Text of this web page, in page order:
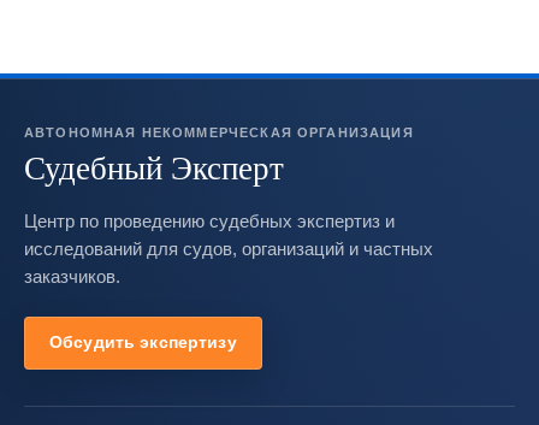
АВТОНОМНАЯ НЕКОММЕРЧЕСКАЯ ОРГАНИЗАЦИЯ
Судебный Эксперт
Центр по проведению судебных экспертиз и
исследований для судов, организаций и частных
заказчиков.
Обсудить экспертизу